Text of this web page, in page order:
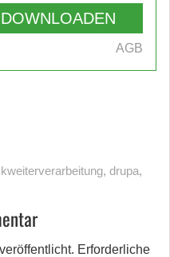
AGB
, drupa,
Erforderliche